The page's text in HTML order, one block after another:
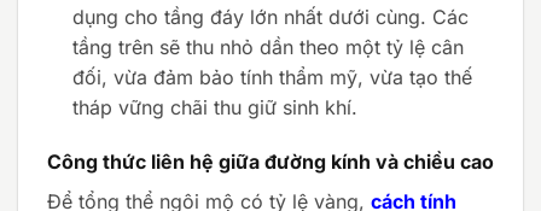
dụng cho tầng đáy lớn nhất dưới cùng. Các
tầng trên sẽ thu nhỏ dần theo một tỷ lệ cân
đối, vừa đảm bảo tính thẩm mỹ, vừa tạo thế
tháp vững chãi thu giữ sinh khí.
Công thức liên hệ giữa đường kính và chiều cao
Để tổng thể ngôi mộ có tỷ lệ vàng, cách tính